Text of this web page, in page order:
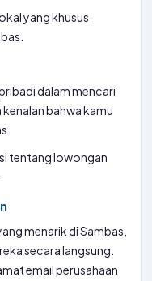
yang khusus
dalam mencari
bahwa kamu
tentang lowongan
menarik di Sambas,
secara langsung.
email perusahaan